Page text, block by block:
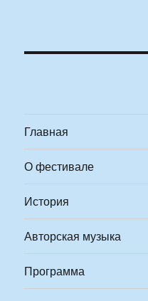
Главная
О фестивале
История
Авторская музыка
Программа